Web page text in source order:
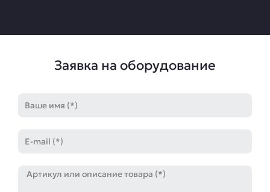
Заявка на оборудование
mail
Артикул